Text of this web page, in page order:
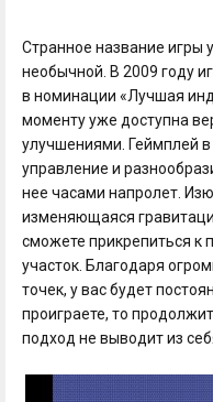
Странное название игры
необычной. В 2009 году
в номинации «Лучшая
моменту уже доступна
улучшениями. Геймплей
управление и
нее часами напролет.
изменяющаяся
сможете прикрепиться к
участок. Благодаря
точек, у вас будет
проиграете, то
подход не выводит из